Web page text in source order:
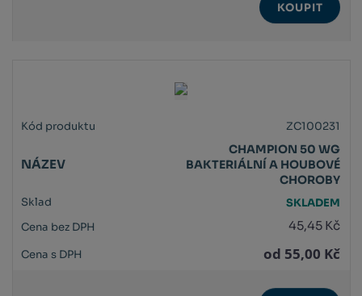
KOUPIT
ZC100231
CHAMPION 50 WG
BAKTERIÁLNÍ A HOUBOVÉ
CHOROBY
SKLADEM
45,45 Kč
od 55,00 Kč